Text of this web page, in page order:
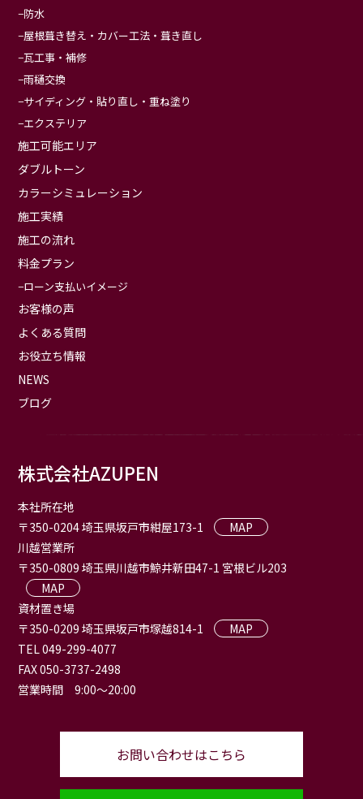
防水
屋根葺き替え・カバー工法・葺き直し
瓦工事・補修
雨樋交換
サイディング・貼り直し・重ね塗り
エクステリア
施工可能エリア
ダブルトーン
カラーシミュレーション
施工実績
施工の流れ
料金プラン
ローン支払いイメージ
お客様の声
よくある質問
お役立ち情報
NEWS
ブログ
株式会社AZUPEN
本社所在地
〒350-0204 埼玉県坂戸市紺屋173-1
MAP
川越営業所
〒350-0809 埼玉県川越市鯨井新田47-1 宮根ビル203
MAP
資材置き場
〒350-0209 埼玉県坂戸市塚越814-1
MAP
TEL 049-299-4077
FAX 050-3737-2498
営業時間 9:00〜20:00
お問い合わせはこちら